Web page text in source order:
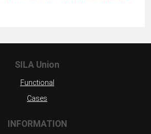
SILA Union
Functional
Cases
INFORMATION